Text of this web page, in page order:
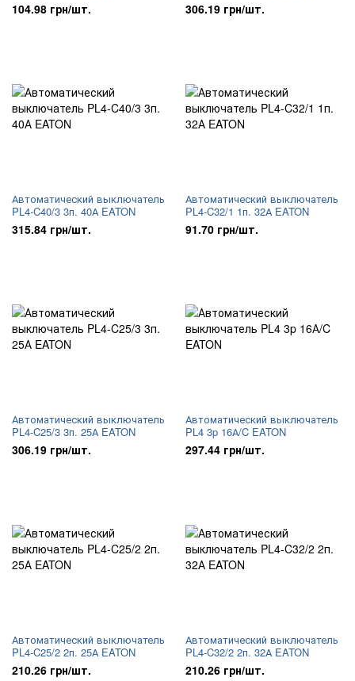
104.98 грн/шт. 306.19 грн/шт.
Автоматический выключатель
PL4-C40/3 3п. 40А EATON
315.84 грн/шт.
Автоматический выключатель
PL4-C32/1 1п. 32А EATON
91.70 грн/шт.
Автоматический выключатель
PL4-C25/3 3п. 25А EATON
306.19 грн/шт.
Автоматический выключатель
PL4 3p 16А/C EATON
297.44 грн/шт.
Автоматический выключатель
PL4-C25/2 2п. 25А EATON
210.26 грн/шт.
Автоматический выключатель
PL4-C32/2 2п. 32А EATON
210.26 грн/шт.